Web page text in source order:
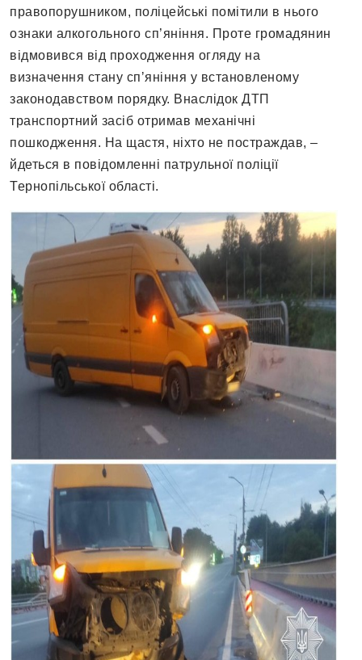
правопорушником, поліцейські помітили в нього
ознаки алкогольного сп’яніння. Проте громадянин
відмовився від проходження огляду на
визначення стану спʼяніння у встановленому
законодавством порядку. Внаслідок ДТП
транспортний засіб отримав механічні
пошкодження. На щастя, ніхто не постраждав, –
йдеться в повідомленні патрульної поліції
Тернопільської області.